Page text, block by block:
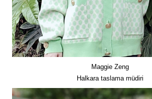
Maggie Zeng
Halkara taslama müdiri